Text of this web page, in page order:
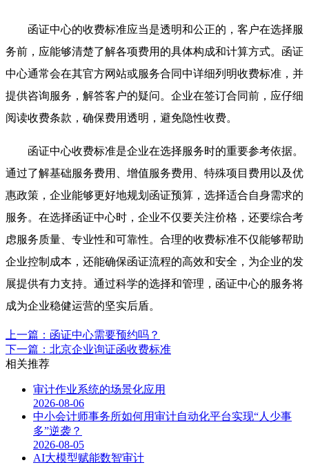
函证中心的收费标准应当是透明和公正的，客户在选择服
务前，应能够清楚了解各项费用的具体构成和计算方式。函证
中心通常会在其官方网站或服务合同中详细列明收费标准，并
提供咨询服务，解答客户的疑问。企业在签订合同前，应仔细
阅读收费条款，确保费用透明，避免隐性收费。
函证中心收费标准是企业在选择服务时的重要参考依据。
通过了解基础服务费用、增值服务费用、特殊项目费用以及优
惠政策，企业能够更好地规划函证预算，选择适合自身需求的
服务。在选择函证中心时，企业不仅要关注价格，还要综合考
虑服务质量、专业性和可靠性。合理的收费标准不仅能够帮助
企业控制成本，还能确保函证流程的高效和安全，为企业的发
展提供有力支持。通过科学的选择和管理，函证中心的服务将
成为企业稳健运营的坚实后盾。
上一篇：函证中心需要预约吗？
下一篇：北京企业询证函收费标准
相关推荐
审计作业系统的场景化应用
2026-08-06
中小会计师事务所如何用审计自动化平台实现“人少事
多”逆袭？
2026-08-05
AI大模型赋能数智审计